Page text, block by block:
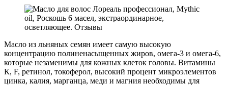
Масло из льняных семян имеет самую высокую
концентрацию полиненасыщенных жиров, омега-3 и омега-6,
которые незаменимы для кожных клеток головы. Витамины
К, F, ретинол, токоферол, высокий процент микроэлементов
цинка, калия, марганца, меди и магния необходимы для